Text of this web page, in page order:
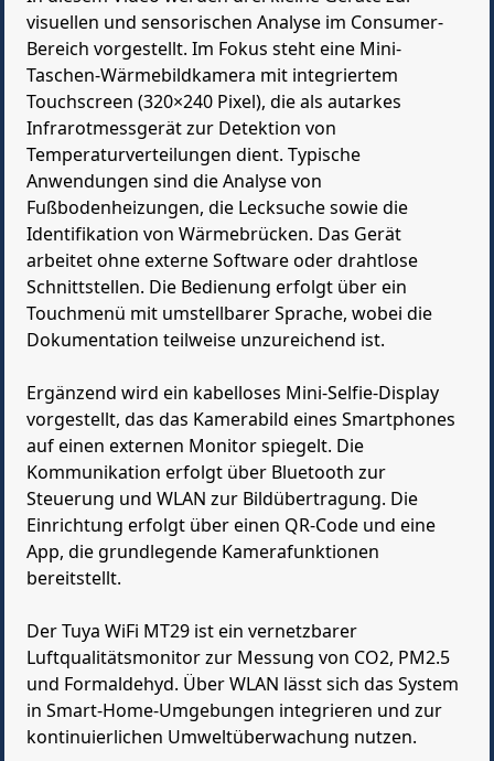
visuellen und sensorischen Analyse im Consumer-
Bereich vorgestellt. Im Fokus steht eine Mini-
Taschen-Wärmebildkamera mit integriertem
Touchscreen (320×240 Pixel), die als autarkes
Infrarotmessgerät zur Detektion von
Temperaturverteilungen dient. Typische
Anwendungen sind die Analyse von
Fußbodenheizungen, die Lecksuche sowie die
Identifikation von Wärmebrücken. Das Gerät
arbeitet ohne externe Software oder drahtlose
Schnittstellen. Die Bedienung erfolgt über ein
Touchmenü mit umstellbarer Sprache, wobei die
Dokumentation teilweise unzureichend ist.
Ergänzend wird ein kabelloses Mini-Selfie-Display
vorgestellt, das das Kamerabild eines Smartphones
auf einen externen Monitor spiegelt. Die
Kommunikation erfolgt über Bluetooth zur
Steuerung und WLAN zur Bildübertragung. Die
Einrichtung erfolgt über einen QR-Code und eine
App, die grundlegende Kamerafunktionen
bereitstellt.
Der Tuya WiFi MT29 ist ein vernetzbarer
Luftqualitätsmonitor zur Messung von CO2, PM2.5
und Formaldehyd. Über WLAN lässt sich das System
in Smart-Home-Umgebungen integrieren und zur
kontinuierlichen Umweltüberwachung nutzen.